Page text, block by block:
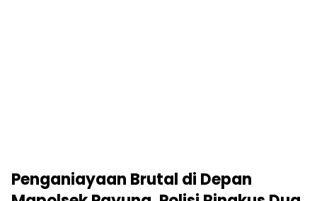
Penganiayaan Brutal di Depan